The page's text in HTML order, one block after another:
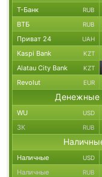
Т-Банк RUB
ВТБ RUB
Приват 24 UAH
Kaspi Bank KZT
Alatau City Bank KZT
Revolut EUR
Денежные
WU USD
ЗК RUB
Наличные USD
Наличные RUB